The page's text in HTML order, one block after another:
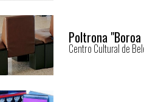
Poltrona
Centro Cultural de